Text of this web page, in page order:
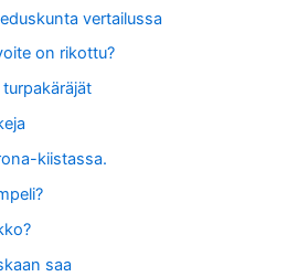
vertailussa
on rikottu?
kiistassa.
saa